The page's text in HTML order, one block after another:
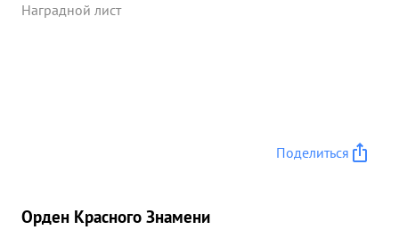
Наградной лист
Поделиться
Орден Красного Знамени